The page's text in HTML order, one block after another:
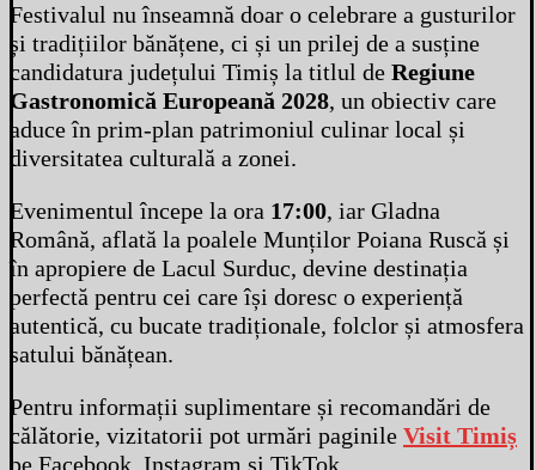
Festivalul nu înseamnă doar o celebrare a gusturilor
și tradițiilor bănățene, ci și un prilej de a susține
candidatura județului Timiș la titlul de Regiune
Gastronomică Europeană 2028, un obiectiv care
aduce în prim-plan patrimoniul culinar local și
diversitatea culturală a zonei.
Evenimentul începe la ora 17:00, iar Gladna
Română, aflată la poalele Munților Poiana Ruscă și
în apropiere de Lacul Surduc, devine destinația
perfectă pentru cei care își doresc o experiență
autentică, cu bucate tradiționale, folclor și atmosfera
satului bănățean.
Pentru informații suplimentare și recomandări de
călătorie, vizitatorii pot urmări paginile Visit Timiș
pe Facebook, Instagram și TikTok.